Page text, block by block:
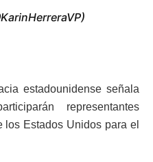
estadounidense señala
representantes
Estados Unidos para el